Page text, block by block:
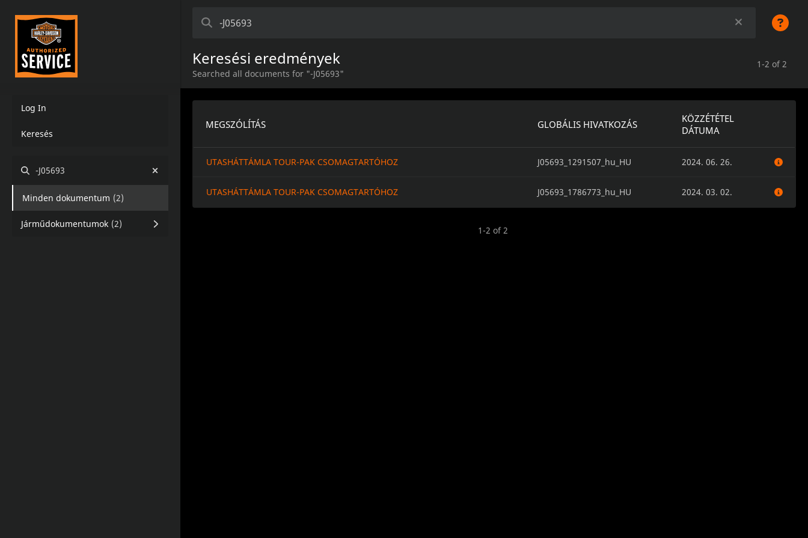
Log In
Keresés
-J05693
Minden dokumentum (2)
Járműdokumentumok (2)
Keresési eredmények
Searched all documents for "-J05693"
1-2 of 2
MEGSZÓLÍTÁS GLOBÁLIS HIVATKOZÁS
KÖZZÉTÉTEL
DÁTUMA
UTASHÁTTÁMLA TOUR-PAK CSOMAGTARTÓHOZ J05693_1291507_hu_HU 2024. 06. 26.
UTASHÁTTÁMLA TOUR-PAK CSOMAGTARTÓHOZ J05693_1786773_hu_HU 2024. 03. 02.
1-2 of 2